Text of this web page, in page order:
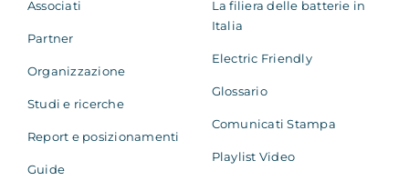
Associati
Partner
Organizzazione
Studi e ricerche
Report e posizionamenti
Guide
La filiera delle batterie in
Italia
Electric Friendly
Glossario
Comunicati Stampa
Playlist Video